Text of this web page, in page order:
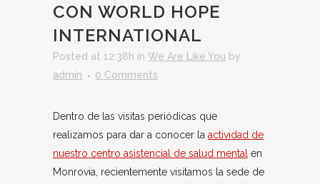
CON WORLD HOPE
INTERNATIONAL
Posted at 12:38h in We Are Like You by
admin
0 Comments
Dentro de las visitas periódicas que
realizamos para dar a conocer la actividad de
nuestro centro asistencial de salud mental en
Monrovia, recientemente visitamos la sede de